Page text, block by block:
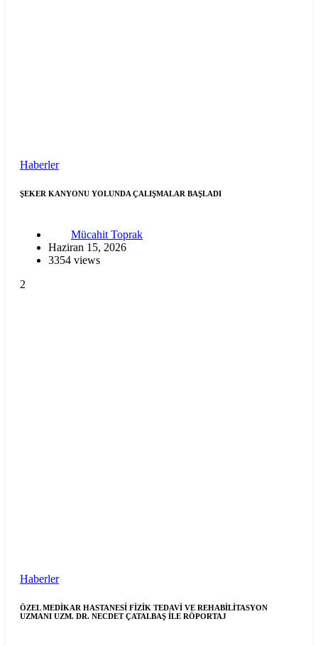
Haberler
ŞEKER KANYONU YOLUNDA ÇALIŞMALAR BAŞLADI
Mücahit Toprak
Haziran 15, 2026
3354 views
2
Haberler
ÖZEL MEDİKAR HASTANESİ FİZİK TEDAVİ VE REHABİLİTASYON
UZMANI UZM. DR. NECDET ÇATALBAŞ İLE RÖPORTAJ